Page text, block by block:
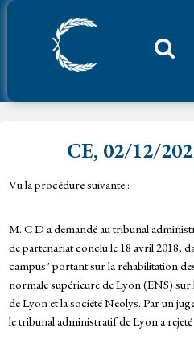
Aller
CE, 02/12/
Vu la procédure suivante :
M. C D a demandé au tribunal
de partenariat conclu le 18 avril 2018,
campus" portant sur la réhabilitation
normale supérieure de Lyon (ENS)
de Lyon et la société Neolys. Par un
le tribunal administratif de Lyon a rejeté